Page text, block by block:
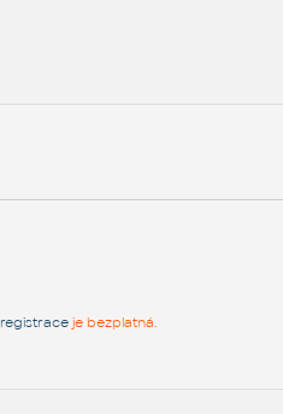
registraceje bezplatná.